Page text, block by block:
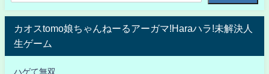
カオスtomo娘ちゃんねーるアーガマ!Haraハラ!未解決人
生ゲーム
ハゲて無双